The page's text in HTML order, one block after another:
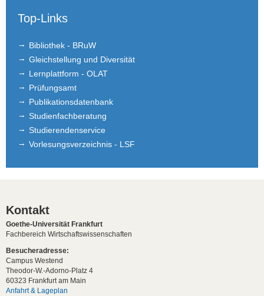
Top-Links
Bibliothek - BRuW
Gleichstellung und Diversität
Lernplattform - OLAT
Prüfungsamt
Publikationsdatenbank
Studienfachberatung
Studierendenservice
Vorlesungsverzeichnis - LSF
Kontakt
Goethe-Universität Frankfurt
Fachbereich Wirtschaftswissenschaften
Besucheradresse:
Campus Westend
Theodor-W.-Adorno-Platz 4
60323 Frankfurt am Main
Anfahrt & Lageplan